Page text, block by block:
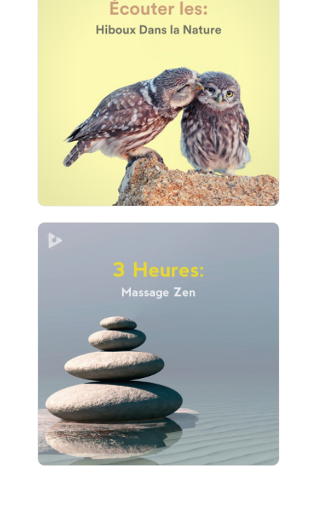
Écouter les: Hiboux Dans la
Nature
Jouer
2 suiveurs
3 Heures: Massage Zen
Info
Jouer